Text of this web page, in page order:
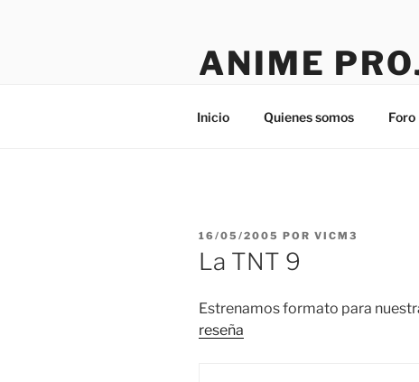
ANIME
Inicio Quienes somos Foro
PUBLICADO
EL
16/05/2005 POR VICM3
La TNT 9
Estrenamos formato para
reseña